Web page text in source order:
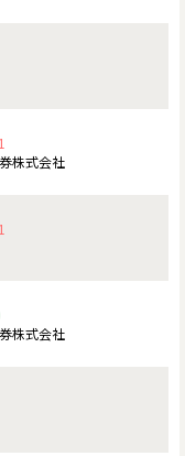
株式会社
株式会社